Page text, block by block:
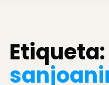
Etiqueta: